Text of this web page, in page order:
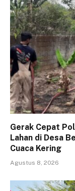
Gerak Cepat
Lahan di Desa
Cuaca Kering
Agustus 8, 2026